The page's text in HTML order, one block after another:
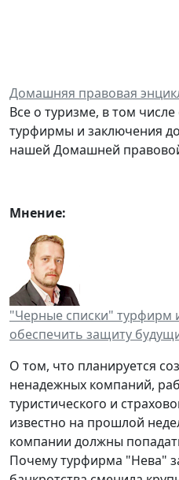
Домашняя правовая
Все о туризме, в том
турфирмы и заключения
нашей Домашней
Мнение:
"Черные списки" турфирм
обеспечить защиту
О том, что планируется
ненадежных компаний,
туристического и
известно на прошлой
компании должны
Почему турфирма "Нева"